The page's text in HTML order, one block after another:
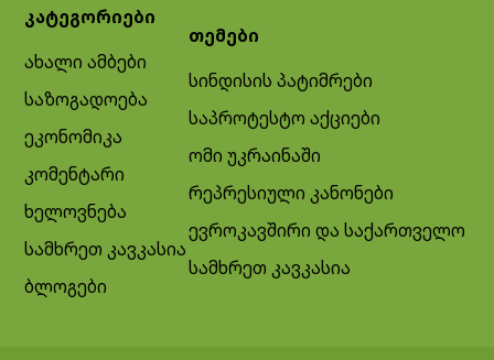
კატეგორიები
ახალი ამბები
საზოგადოება
ეკონომიკა
კომენტარი
ხელოვნება
სამხრეთ კავკასია
ბლოგები
თემები
სინდისის პატიმრები
საპროტესტო აქციები
ომი უკრაინაში
რეპრესიული კანონები
ევროკავშირი და საქართველო
სამხრეთ კავკასია